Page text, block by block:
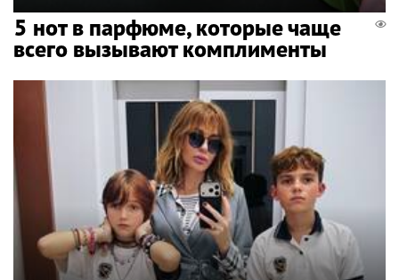
5 нот в парфюме, которые чаще
всего вызывают комплименты